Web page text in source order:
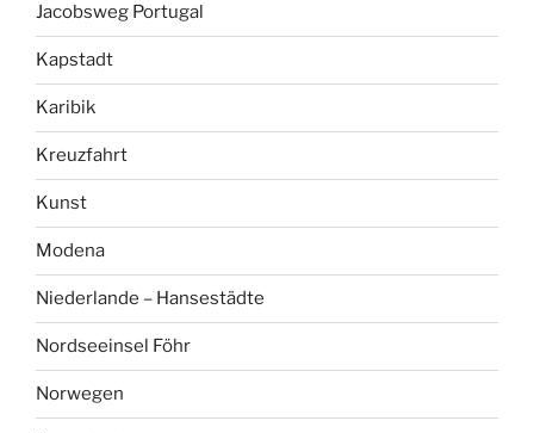
Jacobsweg Portugal
Kapstadt
Karibik
Kreuzfahrt
Kunst
Modena
Niederlande – Hansestädte
Nordseeinsel Föhr
Norwegen